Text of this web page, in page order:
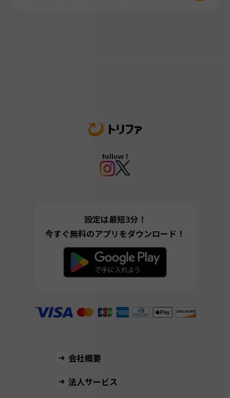
follow !
設定は最短3分！
今すぐ無料のアプリをダウンロード！
会社概要
法人サービス